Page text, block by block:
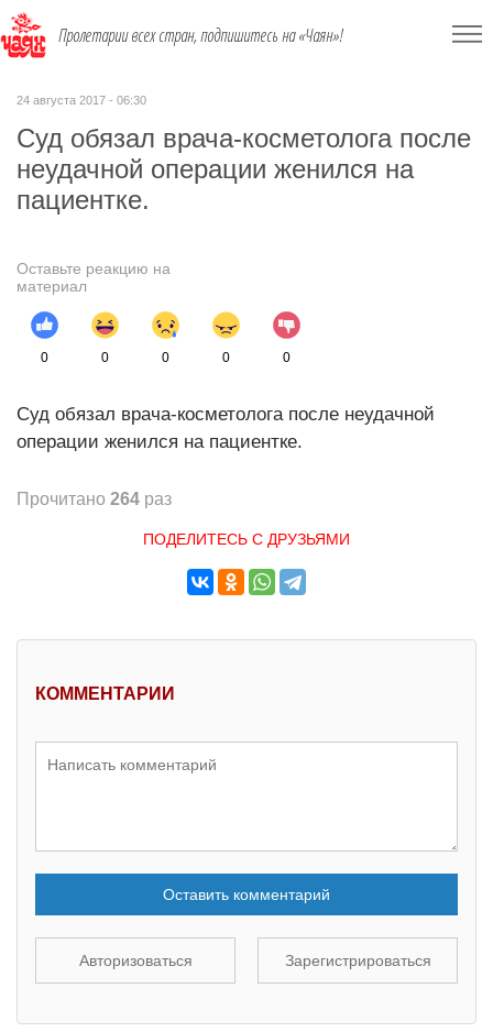
Пролетарии всех стран, подпишитесь на «Чаян»!
24 августа 2017 - 06:30
Суд обязал врача-косметолога после
неудачной операции женился на
пациентке.
Оставьте реакцию на
материал
0 0 0 0 0
Суд обязал врача-косметолога после неудачной
операции женился на пациентке.
Прочитано 264 раз
ПОДЕЛИТЕСЬ С ДРУЗЬЯМИ
КОММЕНТАРИИ
Оставить комментарий
Авторизоваться Зарегистрироваться